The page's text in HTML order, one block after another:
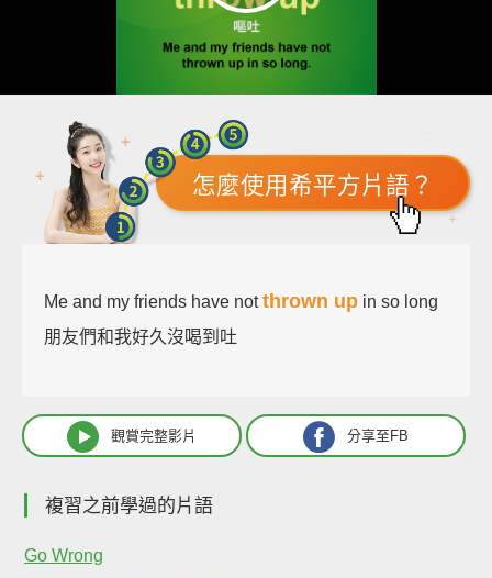
怎麼使用希平方片語？
Me and my friends have notthrown up in so long
朋友們和我好久沒喝到吐
觀賞完整影片 分享至FB
複習之前學過的片語
Go Wrong